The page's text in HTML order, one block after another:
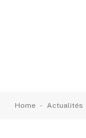
Home - Actualités